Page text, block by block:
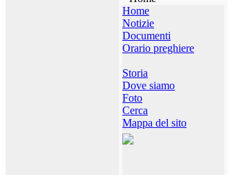
Home
Notizie
Documenti
Orario preghiere
Storia
Dove siamo
Foto
Cerca
Mappa del sito